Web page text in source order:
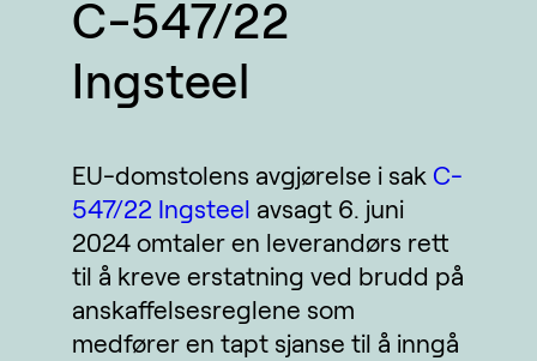
C-547/22
Ingsteel
EU-domstolens avgjørelse i sak C-
547/22 Ingsteel avsagt 6. juni
2024 omtaler en leverandørs rett
til å kreve erstatning ved brudd på
anskaffelsesreglene som
medfører en tapt sjanse til å inngå